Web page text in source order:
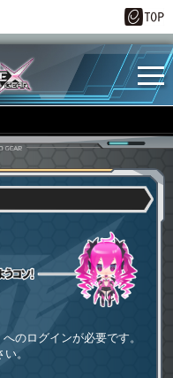
のログインが必要です。
。